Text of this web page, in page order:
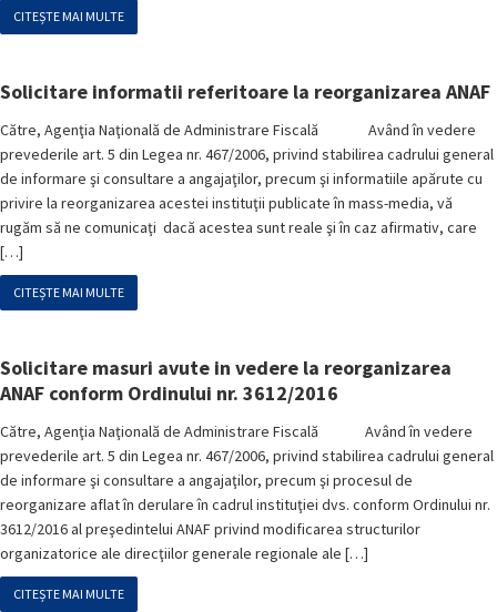
CITEȘTE MAI MULTE
Solicitare informatii referitoare la reorganizarea ANAF
Către, Agenţia Naţională de Administrare Fiscală Având în vedere
prevederile art. 5 din Legea nr. 467/2006, privind stabilirea cadrului general
de informare şi consultare a angajaţilor, precum şi informatiile apărute cu
privire la reorganizarea acestei instituţii publicate în mass-media, vă
rugăm să ne comunicaţi dacă acestea sunt reale şi în caz afirmativ, care
[…]
CITEȘTE MAI MULTE
Solicitare masuri avute in vedere la reorganizarea
ANAF conform Ordinului nr. 3612/2016
Către, Agenţia Naţională de Administrare Fiscală Având în vedere
prevederile art. 5 din Legea nr. 467/2006, privind stabilirea cadrului general
de informare şi consultare a angajaţilor, precum şi procesul de
reorganizare aflat în derulare în cadrul instituţiei dvs. conform Ordinului nr.
3612/2016 al preşedintelui ANAF privind modificarea structurilor
organizatorice ale direcţiilor generale regionale ale […]
CITEȘTE MAI MULTE